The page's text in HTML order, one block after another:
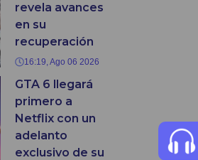
revela avances
en su
recuperación
16:19, Ago 06 2026
GTA 6 llegará
primero a
Netflix con un
adelanto
exclusivo de su